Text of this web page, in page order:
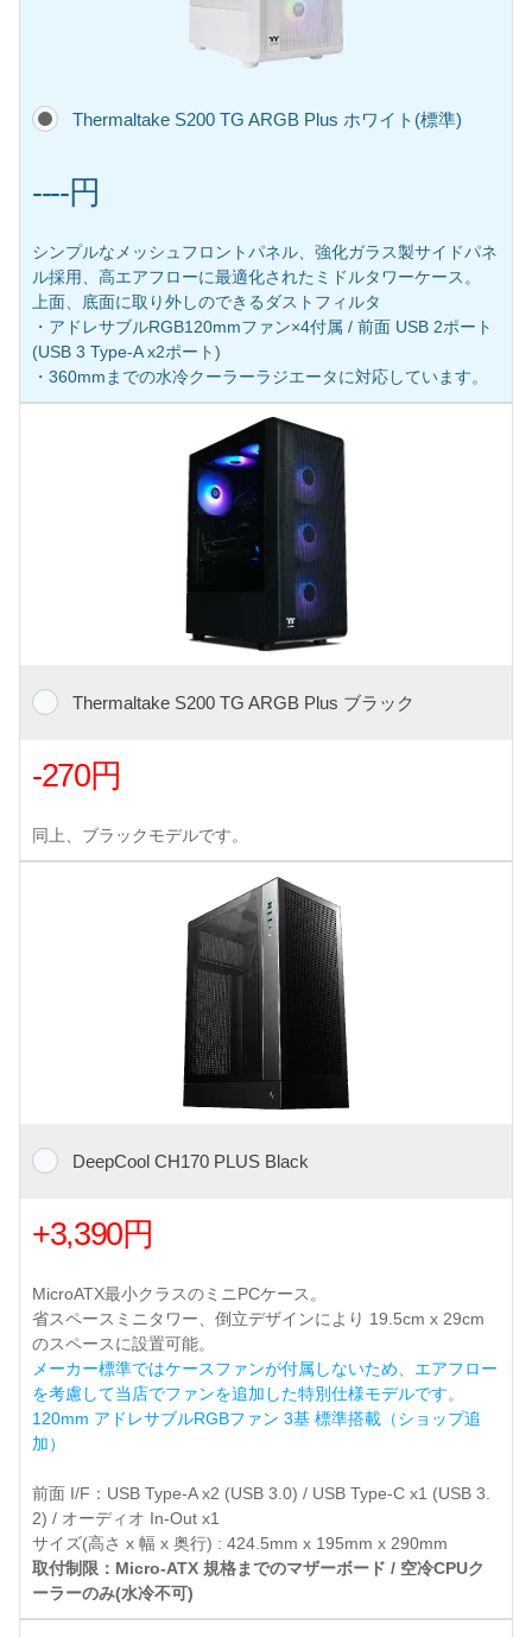
Thermaltake S200 TG ARGB Plus ホワイト(標準)
----円
シンプルなメッシュフロントパネル、強化ガラス製サイドパネ
ル採用、高エアフローに最適化されたミドルタワーケース。
上面、底面に取り外しのできるダストフィルタ
・アドレサブルRGB120mmファン×4付属 / 前面 USB 2ポート
(USB 3 Type-A x2ポート)
・360mmまでの水冷クーラーラジエータに対応しています。
Thermaltake S200 TG ARGB Plus ブラック
-270円
同上、ブラックモデルです。
DeepCool CH170 PLUS Black
+3,390円
MicroATX最小クラスのミニPCケース。
省スペースミニタワー、倒立デザインにより 19.5cm x 29cm
のスペースに設置可能。
メーカー標準ではケースファンが付属しないため、エアフロー
を考慮して当店でファンを追加した特別仕様モデルです。
120mm アドレサブルRGBファン 3基 標準搭載（ショップ追
加）
前面 I/F：USB Type-A x2 (USB 3.0) / USB Type-C x1 (USB 3.
2) / オーディオ In-Out x1
サイズ(高さ x 幅 x 奥行) : 424.5mm x 195mm x 290mm
取付制限：Micro-ATX 規格までのマザーボード / 空冷CPUク
ーラーのみ(水冷不可)